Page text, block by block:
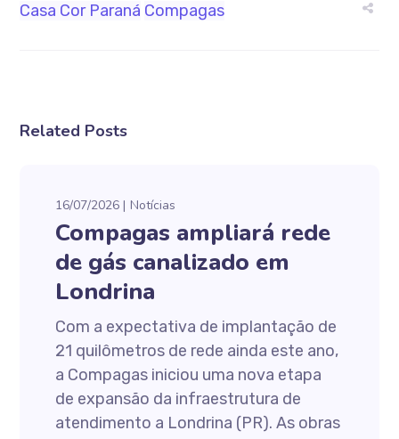
Casa Cor Paraná Compagas
Related Posts
16/07/2026 Notícias
Compagas ampliará rede
de gás canalizado em
Londrina
Com a expectativa de implantação de
21 quilômetros de rede ainda este ano,
a Compagas iniciou uma nova etapa
de expansão da infraestrutura de
atendimento a Londrina (PR). As obras